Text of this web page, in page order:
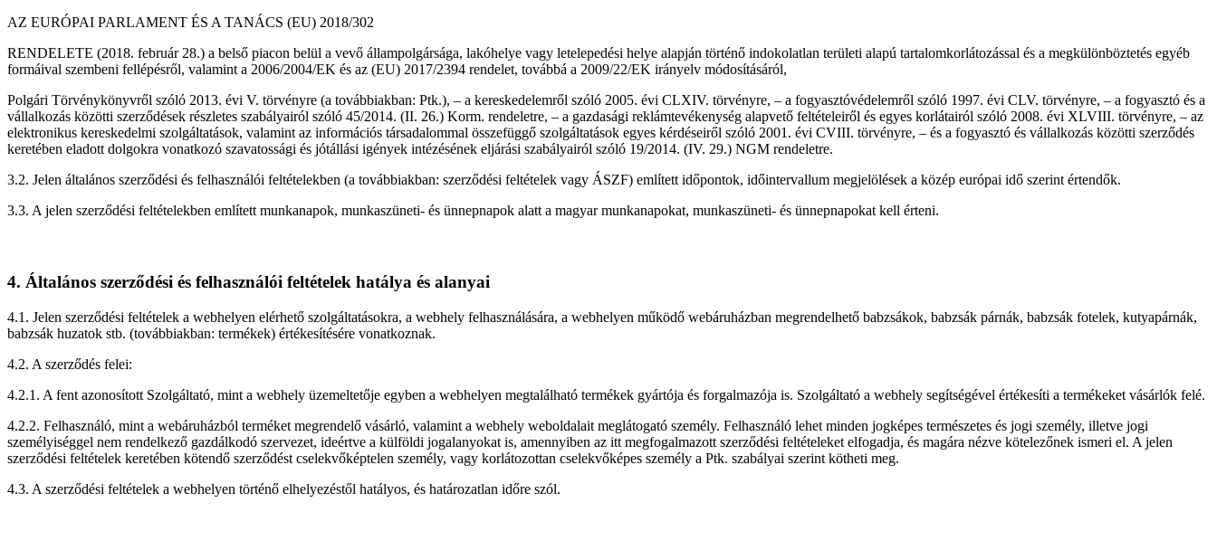
AZ EURÓPAI PARLAMENT ÉS A TANÁCS (EU) 2018/302
RENDELETE (2018. február 28.) a belső piacon belül a vevő állampolgársága, lakóhelye vagy letelepedési helye alapján történő indokolatlan területi alapú tartalomkorlátozással és a megkülönböztetés egyéb
formáival szembeni fellépésről, valamint a 2006/2004/EK és az (EU) 2017/2394 rendelet, továbbá a 2009/22/EK irányelv módosításáról,
Polgári Törvénykönyvről szóló 2013. évi V. törvényre (a továbbiakban: Ptk.), – a kereskedelemről szóló 2005. évi CLXIV. törvényre, – a fogyasztóvédelemről szóló 1997. évi CLV. törvényre, – a fogyasztó és a
vállalkozás közötti szerződések részletes szabályairól szóló 45/2014. (II. 26.) Korm. rendeletre, – a gazdasági reklámtevékenység alapvető feltételeiről és egyes korlátairól szóló 2008. évi XLVIII. törvényre, – az
elektronikus kereskedelmi szolgáltatások, valamint az információs társadalommal összefüggő szolgáltatások egyes kérdéseiről szóló 2001. évi CVIII. törvényre, – és a fogyasztó és vállalkozás közötti szerződés
keretében eladott dolgokra vonatkozó szavatossági és jótállási igények intézésének eljárási szabályairól szóló 19/2014. (IV. 29.) NGM rendeletre.
3.2. Jelen általános szerződési és felhasználói feltételekben (a továbbiakban: szerződési feltételek vagy ÁSZF) említett időpontok, időintervallum megjelölések a közép európai idő szerint értendők.
3.3. A jelen szerződési feltételekben említett munkanapok, munkaszüneti- és ünnepnapok alatt a magyar munkanapokat, munkaszüneti- és ünnepnapokat kell érteni.
4. Általános szerződési és felhasználói feltételek hatálya és alanyai
4.1. Jelen szerződési feltételek a webhelyen elérhető szolgáltatásokra, a webhely felhasználására, a webhelyen működő webáruházban megrendelhető babzsákok, babzsák párnák, babzsák fotelek, kutyapárnák,
babzsák huzatok stb. (továbbiakban: termékek) értékesítésére vonatkoznak.
4.2. A szerződés felei:
4.2.1. A fent azonosított Szolgáltató, mint a webhely üzemeltetője egyben a webhelyen megtalálható termékek gyártója és forgalmazója is. Szolgáltató a webhely segítségével értékesíti a termékeket vásárlók felé.
4.2.2. Felhasználó, mint a webáruházból terméket megrendelő vásárló, valamint a webhely weboldalait meglátogató személy. Felhasználó lehet minden jogképes természetes és jogi személy, illetve jogi
személyiséggel nem rendelkező gazdálkodó szervezet, ideértve a külföldi jogalanyokat is, amennyiben az itt megfogalmazott szerződési feltételeket elfogadja, és magára nézve kötelezőnek ismeri el. A jelen
szerződési feltételek keretében kötendő szerződést cselekvőképtelen személy, vagy korlátozottan cselekvőképes személy a Ptk. szabályai szerint kötheti meg.
4.3. A szerződési feltételek a webhelyen történő elhelyezéstől hatályos, és határozatlan időre szól.